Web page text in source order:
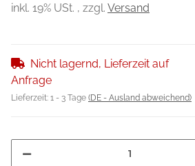
inkl. 19% USt. , zzgl. Versand
Nicht lagernd, Lieferzeit auf
Anfrage
Lieferzeit: 1 - 3 Tage (DE - Ausland abweichend)